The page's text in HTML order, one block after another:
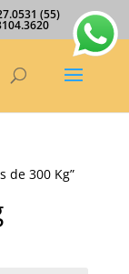
(55)
de 300 Kg”